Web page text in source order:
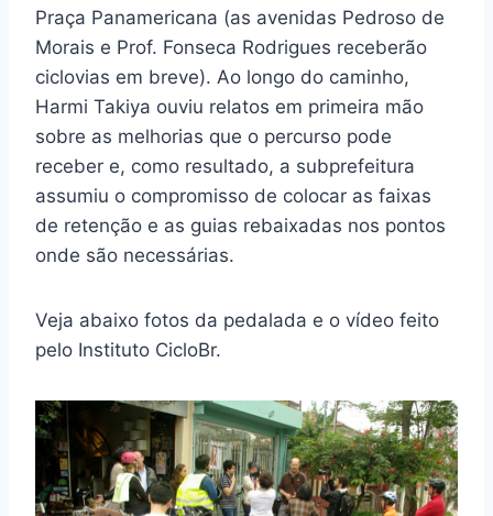
Praça Panamericana (as avenidas Pedroso de
Morais e Prof. Fonseca Rodrigues receberão
ciclovias em breve). Ao longo do caminho,
Harmi Takiya ouviu relatos em primeira mão
sobre as melhorias que o percurso pode
receber e, como resultado, a subprefeitura
assumiu o compromisso de colocar as faixas
de retenção e as guias rebaixadas nos pontos
onde são necessárias.
Veja abaixo fotos da pedalada e o vídeo feito
pelo Instituto CicloBr.